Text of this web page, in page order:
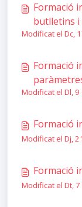
Formació
butlletins i
Modificat el Dc,
Formació
Modificat el Dl,
Formació
Modificat el Dj,
Formació
Modificat el Dt,